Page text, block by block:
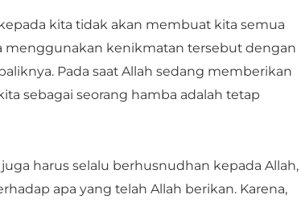
kita tidak akan membuat kita semua
menggunakan kenikmatan tersebut dengan
Pada saat Allah sedang memberikan
sebagai seorang hamba adalah tetap
harus selalu berhusnudhan kepada Allah,
apa yang telah Allah berikan. Karena,